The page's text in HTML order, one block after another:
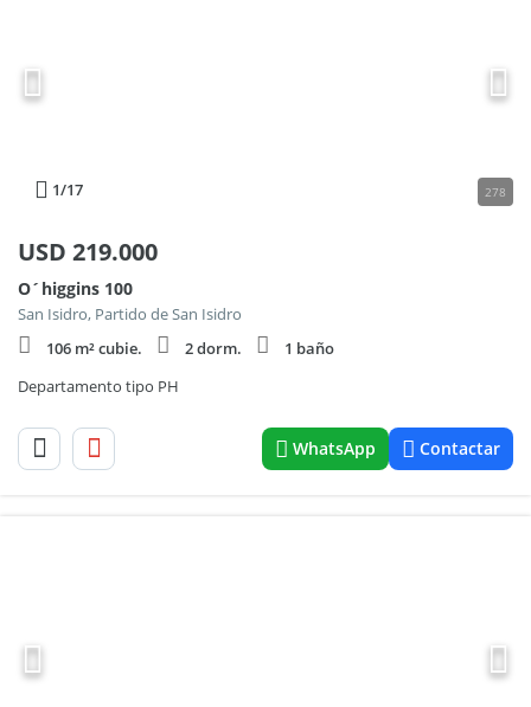
1/17 278
USD 219.000
O´higgins 100
San Isidro, Partido de San Isidro
106 m² cubie.
2 dorm.
1 baño
Departamento tipo PH
WhatsApp Contactar